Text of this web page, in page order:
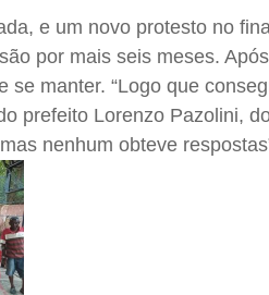
e um novo protesto no
por mais seis meses.
se manter. “Logo que
prefeito Lorenzo Pazolini,
nenhum obteve